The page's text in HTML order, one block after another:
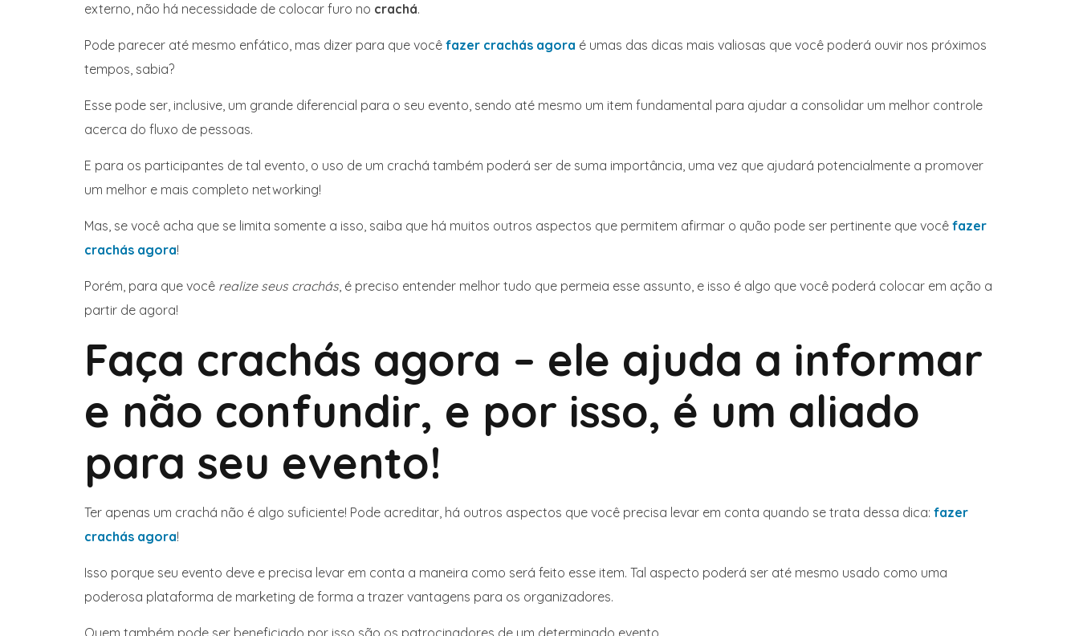
externo, não há necessidade de colocar furo no crachá.
Pode parecer até mesmo enfático, mas dizer para que vocêfazer crachás agora é umas das dicas mais valiosas que você poderá ouvir nos próximos
tempos, sabia?
Esse pode ser, inclusive, um grande diferencial para o seu evento, sendo até mesmo um item fundamental para ajudar a consolidar um melhor controle
acerca do fluxo de pessoas.
E para os participantes de tal evento, o uso de um crachá também poderá ser de suma importância, uma vez que ajudará potencialmente a promover
um melhor e mais completo networking!
Mas, se você acha que se limita somente a isso, saiba que há muitos outros aspectos que permitem afirmar o quão pode ser pertinente que vocêfazer
crachás agora!
Porém, para que você realize seus crachás, é preciso entender melhor tudo que permeia esse assunto, e isso é algo que você poderá colocar em ação a
partir de agora!
Faça crachás agora – ele ajuda a informar
e não confundir, e por isso, é um aliado
para seu evento!
Ter apenas um crachá não é algo suficiente! Pode acreditar, há outros aspectos que você precisa levar em conta quando se trata dessa dica:fazer
crachás agora!
Isso porque seu evento deve e precisa levar em conta a maneira como será feito esse item. Tal aspecto poderá ser até mesmo usado como uma
poderosa plataforma de marketing de forma a trazer vantagens para os organizadores.
Quem também pode ser beneficiado por isso são os patrocinadores de um determinado evento.